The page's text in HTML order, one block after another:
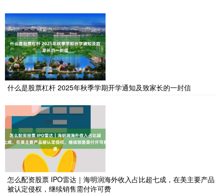
什么是股票杠杆 2025年秋季学期开学通知及致家长的一封信
怎么配资股票 IPO雷达｜海明润海外收入占比超七成，在美主要产品
被认定侵权，继续销售需付许可费